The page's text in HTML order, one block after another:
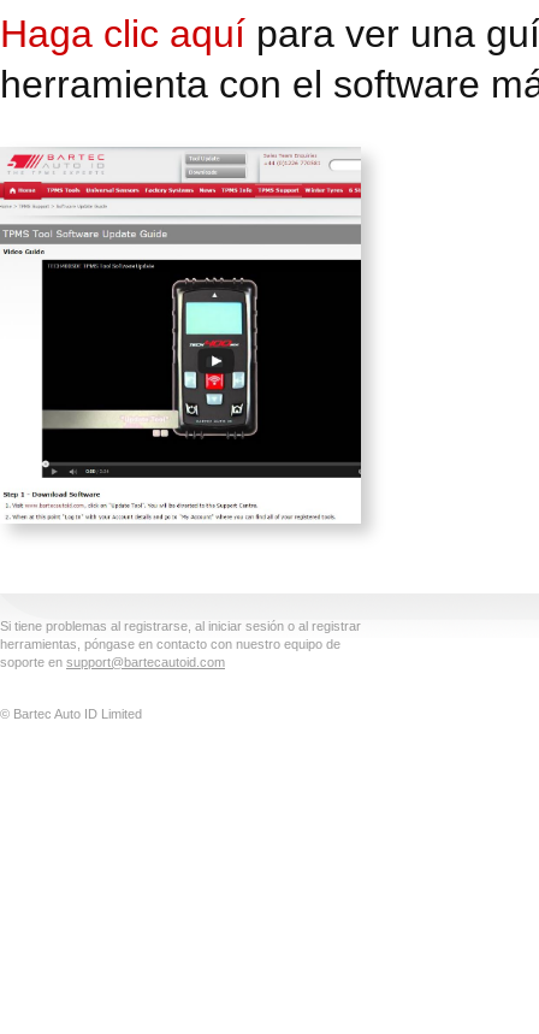
Haga clic aquí para ver una
herramienta con el software
Si tiene problemas al registrarse, al iniciar sesión o al registrar
herramientas, póngase en contacto con nuestro equipo de
soporte en support@bartecautoid.com
© Bartec Auto ID Limited